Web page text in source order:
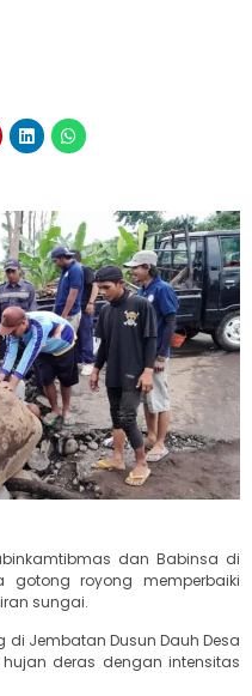
dan Babinsa di
gotong royong memperbaiki
sungai.
Jembatan Dusun Dauh Desa
deras dengan intensitas